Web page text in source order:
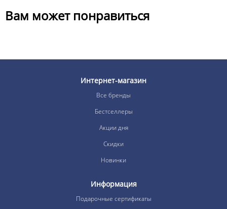
Вам может понравиться
Интернет-магазин
Все бренды
Бестселлеры
Акции дня
Скидки
Новинки
Информация
Подарочные сертификаты